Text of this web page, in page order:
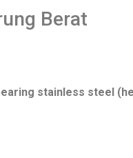
Berat
stainless steel